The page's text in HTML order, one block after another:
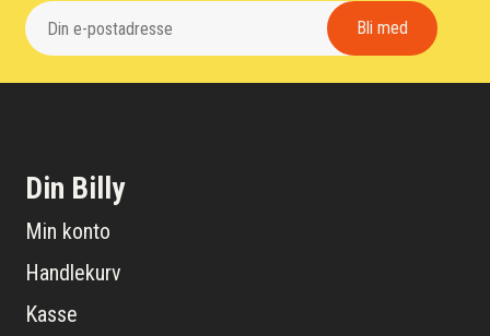
Din Billy
Min konto
Handlekurv
Kasse